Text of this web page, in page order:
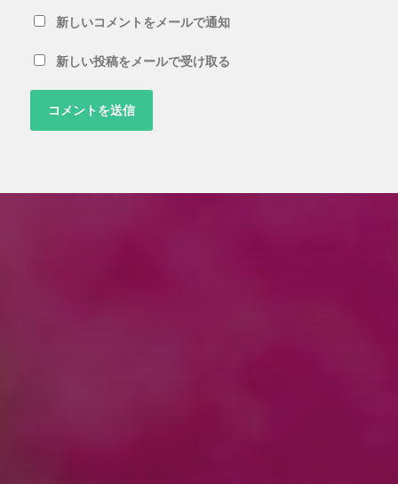
新しいコメントをメールで通知
新しい投稿をメールで受け取る